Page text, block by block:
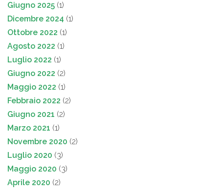
Giugno 2025 (1)
Dicembre 2024 (1)
Ottobre 2022 (1)
Agosto 2022 (1)
Luglio 2022 (1)
Giugno 2022 (2)
Maggio 2022 (1)
Febbraio 2022 (2)
Giugno 2021 (2)
Marzo 2021 (1)
Novembre 2020 (2)
Luglio 2020 (3)
Maggio 2020 (3)
Aprile 2020 (2)